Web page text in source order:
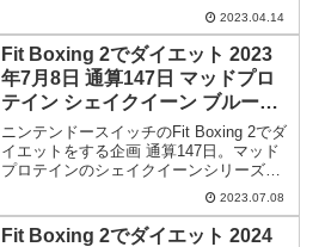
2023.04.14
Fit Boxing 2でダイエット 2023
年7月8日 通算147日 マッドプロ
テイン シェイクイーン ブルーベ
リーチーズケーキ味
ニンテンドースイッチのFit Boxing 2でダ
イエットをする企画 通算147日。マッド
プロテインのシェイクイーンシリーズか
らブルーベリーチーズケーキ味を飲んで
みました。とても美味しかったです。
2023.07.08
Fit Boxing 2でダイエット 2024